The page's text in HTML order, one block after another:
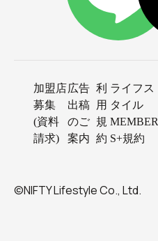
加盟店
募集
(資料
請求)
広告
出稿
のご
案内
利
用
規
約
ライフス
タイル
MEMBER
S+規約
©NIFTY Lifestyle Co., Ltd.